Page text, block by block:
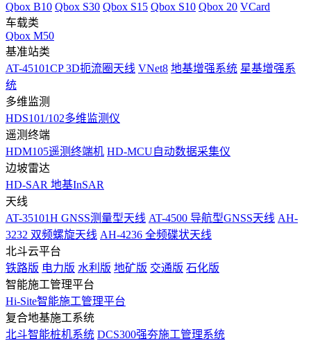
Qbox B10 Qbox S30 Qbox S15 Qbox S10 Qbox 20 VCard
车载类
Qbox M50
基准站类
AT-45101CP 3D扼流圈天线 VNet8 地基增强系统 星基增强系
统
多维监测
HDS101/102多维监测仪
遥测终端
HDM105遥测终端机 HD-MCU自动数据采集仪
边坡雷达
HD-SAR 地基InSAR
天线
AT-35101H GNSS测量型天线 AT-4500 导航型GNSS天线 AH-
3232 双频螺旋天线 AH-4236 全频碟状天线
北斗云平台
铁路版 电力版 水利版 地矿版 交通版 石化版
智能施工管理平台
Hi-Site智能施工管理平台
复合地基施工系统
北斗智能桩机系统 DCS300强夯施工管理系统